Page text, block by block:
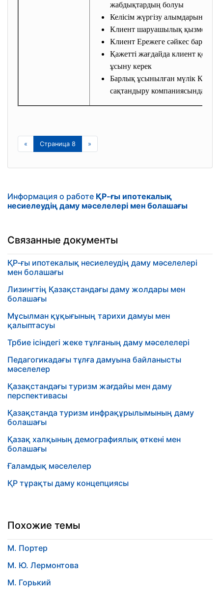
жабдықтардың болуы
Келісім жүргізу алымдарын
Клиент шаруашылық қызметін
Клиент Ережеге сәйкес барлық
Қажетті жағдайда клиент
ұсыну керек
Барлық ұсынылған мүлік
сақтандыру компаниясында
« Страница 8 »
Информация о работе ҚР-ғы ипотекалық
несиелеудің даму мәселелері мен болашағы
Связанные документы
ҚР-ғы ипотекалық несиелеудің даму мәселелері
мен болашағы
Лизингтің Қазақстандағы даму жолдары мен
болашағы
Мұсылман құқығының тарихи дамуы мен
қалыптасуы
Трбие ісіндегі жеке тұлғаның даму мәселелері
Педагогикадағы тұлға дамуына байланысты
мәселелер
Қазақстандағы туризм жағдайы мен даму
перспективасы
Қазақстанда туризм инфрақұрылымының даму
болашағы
Қазақ халқының демографиялық өткені мен
болашағы
Ғаламдық мәселелер
ҚР тұрақты даму концепциясы
Похожие темы
М. Портер
М. Ю. Лермонтова
М. Горький